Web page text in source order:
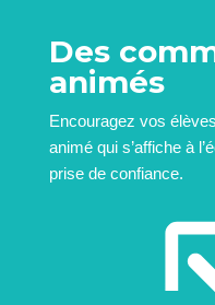
Des
animés
Encouragez vos
animé qui s’affiche à
prise de confiance.